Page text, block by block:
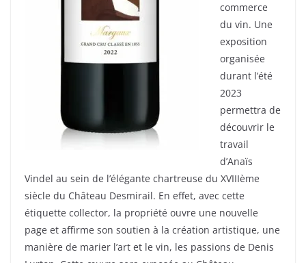
commerce
du vin. Une
exposition
organisée
durant l’été
2023
permettra de
découvrir le
travail
d’Anaïs
Vindel au sein de l’élégante chartreuse du XVIIIème
siècle du Château Desmirail. En effet, avec cette
étiquette collector, la propriété ouvre une nouvelle
page et affirme son soutien à la création artistique, une
manière de marier l’art et le vin, les passions de Denis